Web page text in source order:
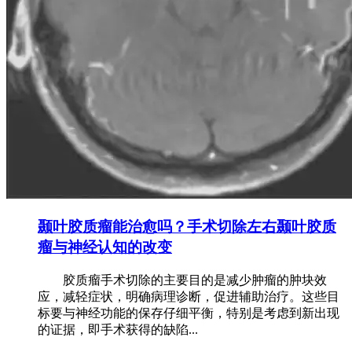
颞叶胶质瘤能治愈吗？手术切除左右颞叶胶质
瘤与神经认知的改变
胶质瘤手术切除的主要目的是减少肿瘤的肿块效
应，减轻症状，明确病理诊断，促进辅助治疗。这些目
标要与神经功能的保存仔细平衡，特别是考虑到新出现
的证据，即手术获得的缺陷...